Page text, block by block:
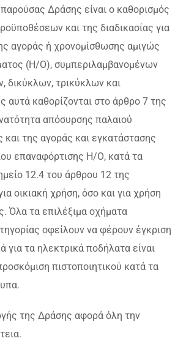
Δράσης είναι ο καθορισμός
και της διαδικασίας για
αγοράς ή χρονομίσθωσης αμιγώς
(Η/Ο), συμπεριλαμβανομένων
δικύκλων, τρικύκλων και
καθορίζονται στο άρθρο 7 της
απόσυρσης παλαιού
της αγοράς και εγκατάστασης
επαναφόρτισης Η/Ο, κατά τα
12.4 του άρθρου 12 της
οικιακή χρήση, όσο και για χρήση
Όλα τα επιλέξιμα οχήματα
οφείλουν να φέρουν έγκριση
για τα ηλεκτρικά ποδήλατα είναι
πιστοποιητικού κατά τα
της Δράσης αφορά όλη την